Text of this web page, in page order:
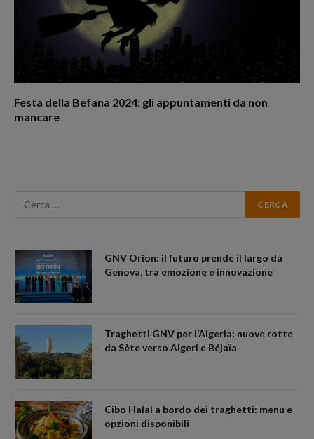
Festa della Befana 2024: gli appuntamenti da non
mancare
GNV Orion: il futuro prende il largo da
Genova, tra emozione e innovazione
Traghetti GNV per l’Algeria: nuove rotte
da Sète verso Algeri e Béjaïa
Cibo Halal a bordo dei traghetti: menu e
opzioni disponibili